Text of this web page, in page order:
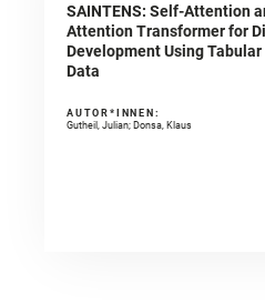
SAINTENS: Self-Attention
Attention Transformer for
Development Using
Data
AUTOR*INNEN:
Gutheil, Julian; Donsa, Klaus